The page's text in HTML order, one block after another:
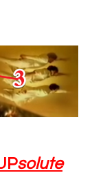
solute